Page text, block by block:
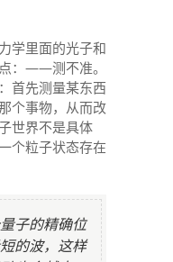
学里面的光子和
：——测不准。
首先测量某东西
个事物，从而改
世界不是具体
个粒子状态存在
子的精确位
的波，这样